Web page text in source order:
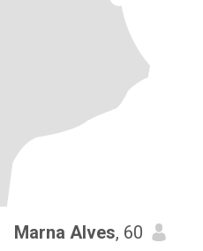
Marna Alves, 60